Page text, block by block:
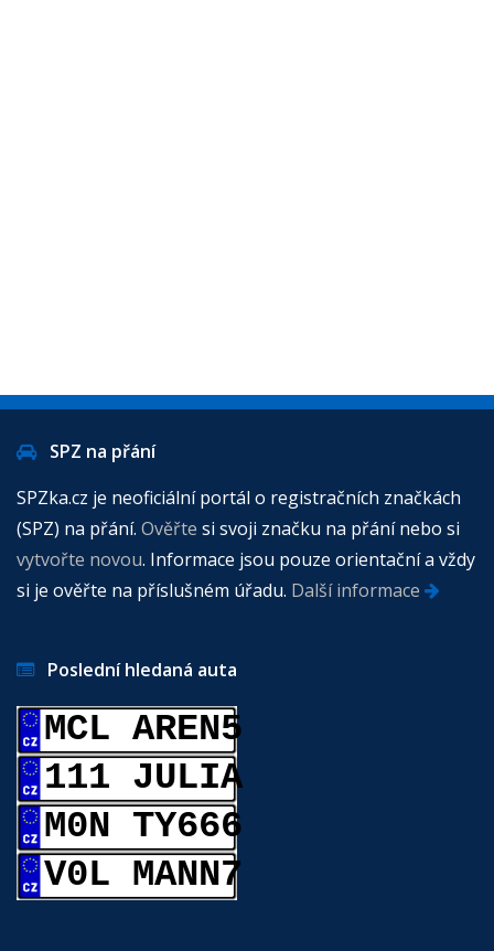
SPZ na přání
SPZka.cz je neoficiální portál o registračních značkách
(SPZ) na přání. Ověřte si svoji značku na přání nebo si
vytvořte novou. Informace jsou pouze orientační a vždy
si je ověřte na příslušném úřadu. Další informace
Poslední hledaná auta
MCL AREN5
111 JULIA
M0N TY666
V0L MANN7